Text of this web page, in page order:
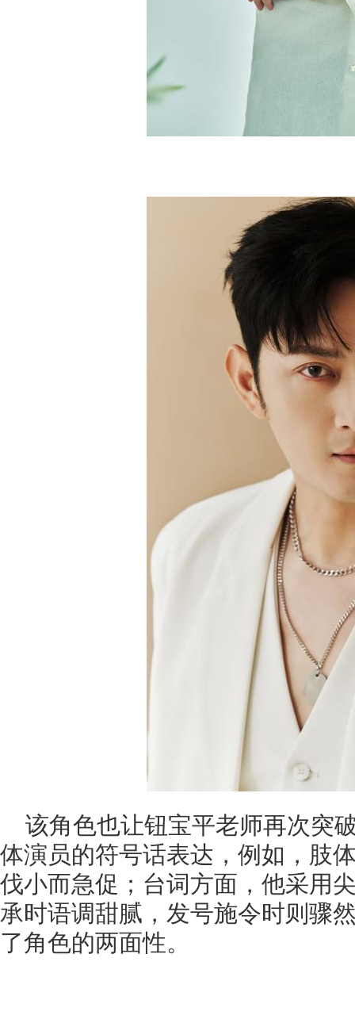
该角色也让钮宝平老师再次突
体演员的符号话表达，例如，肢
伐小而急促；台词方面，他采用
承时语调甜腻，发号施令时则骤
了角色的两面性。